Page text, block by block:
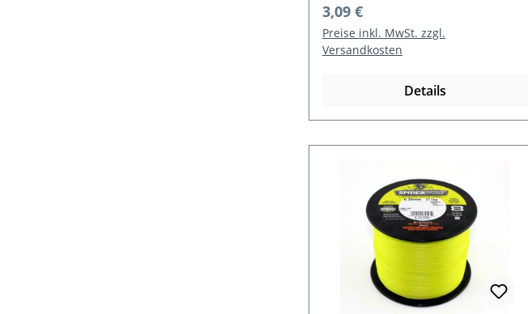
Regulärer Preis:
3,09 €
Preise inkl. MwSt. zzgl.
Versandkosten
Details